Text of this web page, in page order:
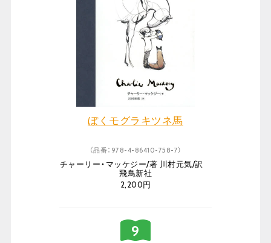
ぼくモグラキツネ馬
（品番：978-4-86410-758-7）
チャーリー・マッケジー/著 川村元気/訳
飛鳥新社
2,200円